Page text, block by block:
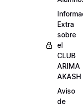
Extra
sobre
el
CLUB
ARIMA
AKASH
Aviso
de